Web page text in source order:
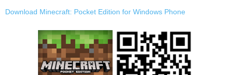
Download Minecraft: Pocket Edition for Windows Phone